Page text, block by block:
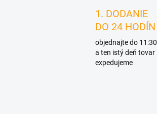
1. DODANIE
DO 24 HODÍN
objednajte do 11:30
a ten istý deň tovar
expedujeme